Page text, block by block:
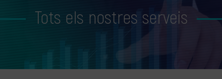
Tots els nostres serveis